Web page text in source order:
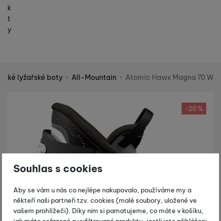
Souhlas s cookies
Aby se vám u nás co nejlépe nakupovalo, používáme my a
někteří naši partneři tzv. cookies (malé soubory, uložené ve
vašem prohlížeči). Díky nim si pamatujeme, co máte v košíku,
k
t
y
lyžařské boty All-Mountain Atomic Hawx Magna 70 W
Fotografie -20 %